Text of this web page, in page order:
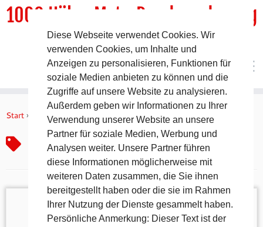
Inhalt
1000 HöhenMeterRundwanderweg
DER Rundwanderweg um Pommelsbrunn
Start » Biodiversität entdecken
Biodiversität entdecken
Diese Webseite verwendet Cookies. Wir
verwenden Cookies, um Inhalte und
Anzeigen zu personalisieren, Funktionen für
soziale Medien anbieten zu können und die
Zugriffe auf unsere Website zu analysieren.
Außerdem geben wir Informationen zu Ihrer
Verwendung unserer Website an unsere
Partner für soziale Medien, Werbung und
Analysen weiter. Unsere Partner führen
diese Informationen möglicherweise mit
weiteren Daten zusammen, die Sie ihnen
bereitgestellt haben oder die sie im Rahmen
Ihrer Nutzung der Dienste gesammelt haben.
Persönliche Anmerkung: Dieser Text ist der